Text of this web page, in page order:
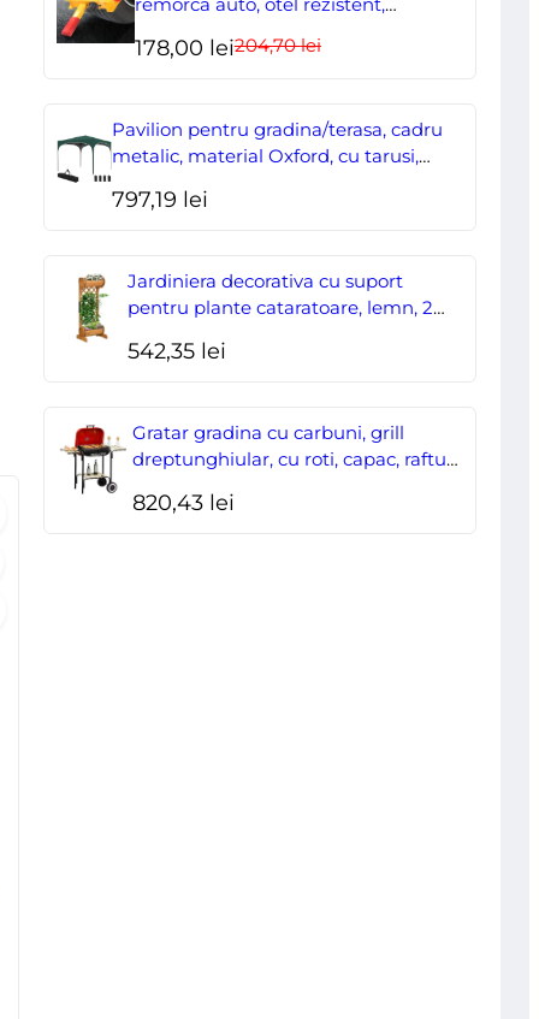
mm,
15×32
cm,
204,70leiPrețul
a
fost:
178,00 lei
Prețul
este:
178,00 lei.
Pavilion pentru gradina/terasa, cadru
metalic, material Oxford, cu tarusi,
2.95×2.95×2.55 m
797,19 lei
Jardiniera decorativa cu suport
pentru plante cataratoare, lemn, 2
542,35 lei
Gratar gradina cu carbuni, grill
dreptunghiular, cu roti, capac, rafturi,
820,43 lei